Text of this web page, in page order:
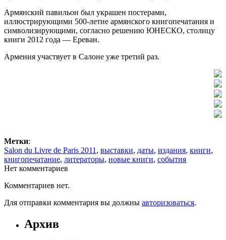
Армянский павильон был украшен постерами,
иллюстрирующими 500-летие армянского книгопечатания и
символизирующими, согласно решению ЮНЕСКО, столицу
книги 2012 года — Ереван.
Армения участвует в Салоне уже третий раз.
Метки:
Salon du Livre de Paris 2011 , выставки, даты, издания, книги,
книгопечатание, литераторы, новые книги, события
Нет комментариев
Комментариев нет.
Для отправки комментария вы должны авторизоваться.
Архив